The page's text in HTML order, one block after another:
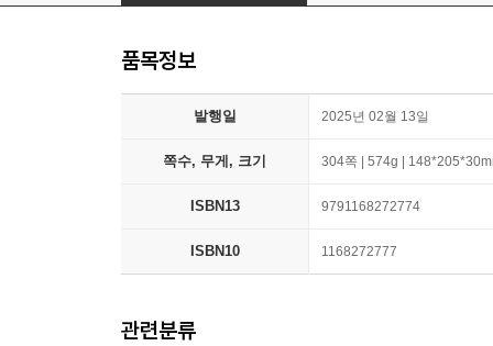
품목정보
발행일 2025년 02월 13일
쪽수, 무게, 크기 304쪽 | 574g |
ISBN13 9791168272774
ISBN10 1168272777
관련분류